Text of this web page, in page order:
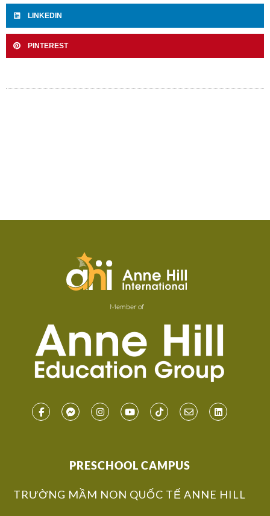
LINKEDIN
PINTEREST
Member of
PRESCHOOL CAMPUS
TRƯỜNG MẦM NON QUỐC TẾ ANNE HILL